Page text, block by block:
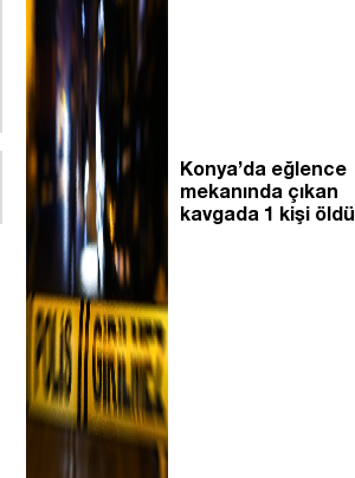
Konya’da eğlence
mekanında çıkan
kavgada 1 kişi öldü